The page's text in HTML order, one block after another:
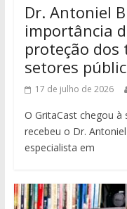
Dr. Antoniel
importância
proteção dos
setores
17 de julho de 2026
O GritaCast chegou
recebeu o Dr.
especialista em